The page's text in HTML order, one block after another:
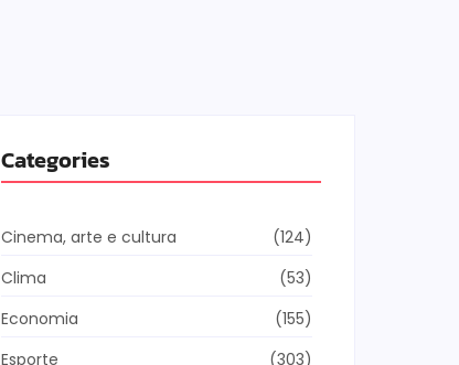
Categories
Cinema, arte e cultura
(124)
Clima
(53)
Economia
(155)
Esporte
(303)